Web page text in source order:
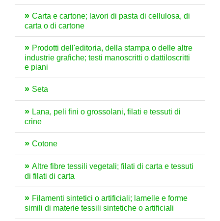
Carta e cartone; lavori di pasta di cellulosa, di
carta o di cartone
Prodotti dell'editoria, della stampa o delle altre
industrie grafiche; testi manoscritti o dattiloscritti
e piani
Seta
Lana, peli fini o grossolani, filati e tessuti di
crine
Cotone
Altre fibre tessili vegetali; filati di carta e tessuti
di filati di carta
Filamenti sintetici o artificiali; lamelle e forme
simili di materie tessili sintetiche o artificiali